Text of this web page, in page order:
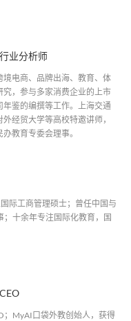
业分析师
境电商、品牌出海、教育、体
，参与多家消费企业的上市
鉴的编撰等工作。上海交通
经贸大学等高校特邀讲师，
教育专委会理事。
际工商管理硕士；曾任中国与
；十余年专注国际化教育，国
；MyAI口袋外教创始人，获得